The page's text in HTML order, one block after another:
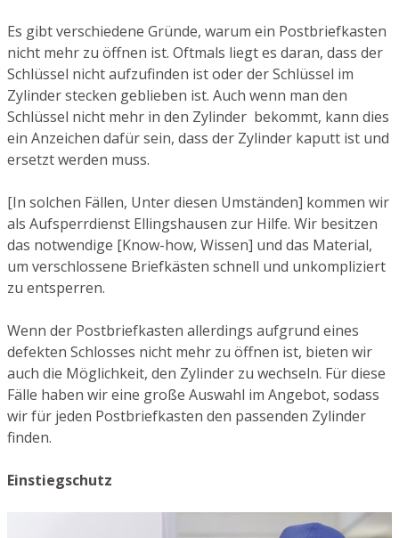
Es gibt verschiedene Gründe, warum ein Postbriefkasten
nicht mehr zu öffnen ist. Oftmals liegt es daran, dass der
Schlüssel nicht aufzufinden ist oder der Schlüssel im
Zylinder stecken geblieben ist. Auch wenn man den
Schlüssel nicht mehr in den Zylinder bekommt, kann dies
ein Anzeichen dafür sein, dass der Zylinder kaputt ist und
ersetzt werden muss.
[In solchen Fällen, Unter diesen Umständen] kommen wir
als Aufsperrdienst Ellingshausen zur Hilfe. Wir besitzen
das notwendige [Know-how, Wissen] und das Material,
um verschlossene Briefkästen schnell und unkompliziert
zu entsperren.
Wenn der Postbriefkasten allerdings aufgrund eines
defekten Schlosses nicht mehr zu öffnen ist, bieten wir
auch die Möglichkeit, den Zylinder zu wechseln. Für diese
Fälle haben wir eine große Auswahl im Angebot, sodass
wir für jeden Postbriefkasten den passenden Zylinder
finden.
Einstiegschutz